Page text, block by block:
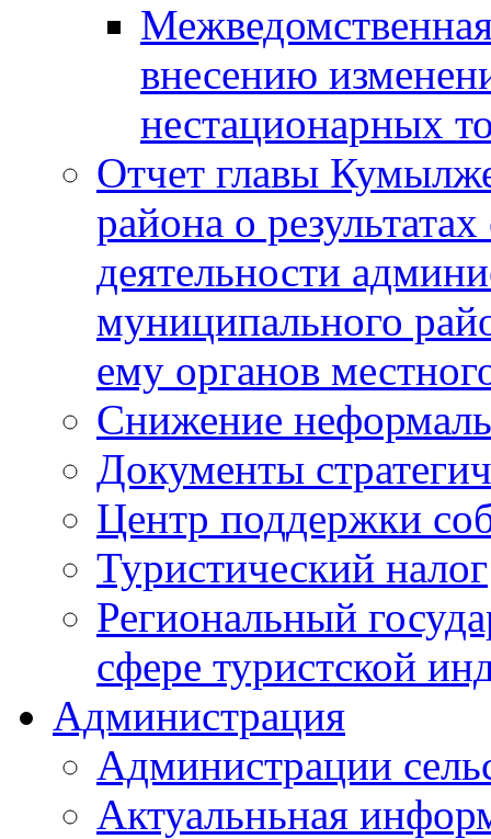
внесению
нестационарных
Отчет главы
района о
деятельности
муниципального
ему органов
Снижение
Документы
Центр поддержки
Туристический налог
Региональный
сфере туристской
Администрация
Администрации
Актуальньная